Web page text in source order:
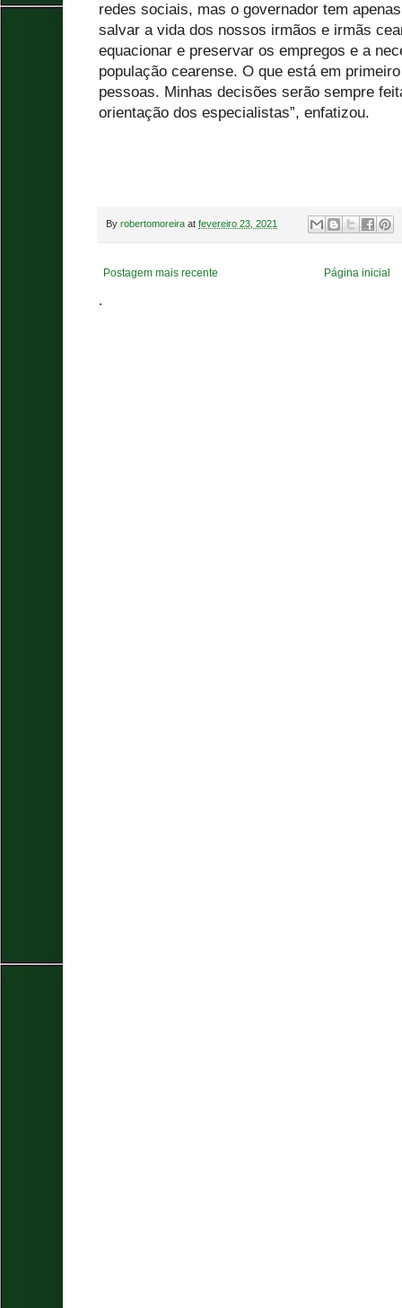
redes sociais, mas o governador tem
salvar a vida dos nossos irmãos e irmãs
equacionar e preservar os empregos e a
população cearense. O que está em
pessoas. Minhas decisões serão sempre
orientação dos especialistas”, enfatizou.
By robertomoreira at fevereiro 23, 2021
Postagem mais recente Página inicial
.